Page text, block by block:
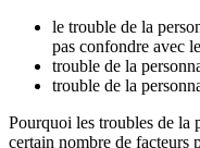
le trouble de la
pas confondre avec
trouble de la
trouble de la
Pourquoi les troubles de la
certain nombre de facteurs